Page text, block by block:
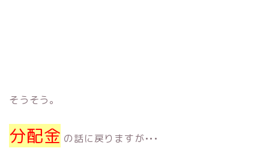
そうそう。
分配金 の話に戻りますが•••